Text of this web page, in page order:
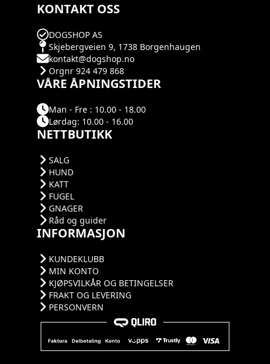
KONTAKT OSS
DOGSHOP AS
Skjebergveien 9, 1738 Borgenhaugen
kontakt@dogshop.no
Orgnr 924 479 868
VÅRE ÅPNINGSTIDER
Man - Fre : 10.00 - 18.00
Lørdag: 10.00 - 16.00
NETTBUTIKK
SALG
HUND
KATT
FUGEL
GNAGER
Råd og guider
INFORMASJON
KUNDEKLUBB
MIN KONTO
KJØPSVILKÅR OG BETINGELSER
FRAKT OG LEVERING
PERSONVERN